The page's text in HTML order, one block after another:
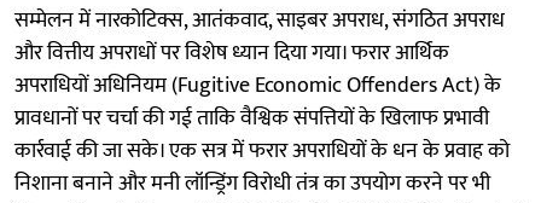
सम्मेलन में नारकोटिक्स, आतंकवाद, साइबर अपराध, संगठित अपराध
और वित्तीय अपराधों पर विशेष ध्यान दिया गया। फरार आर्थिक
अपराधियों अधिनियम (Fugitive Economic Offenders Act) के
प्रावधानों पर चर्चा की गई ताकि वैश्विक संपत्तियों के खिलाफ प्रभावी
कार्रवाई की जा सके। एक सत्र में फरार अपराधियों के धन के प्रवाह को
निशाना बनाने और मनी लॉन्ड्रिंग विरोधी तंत्र का उपयोग करने पर भी